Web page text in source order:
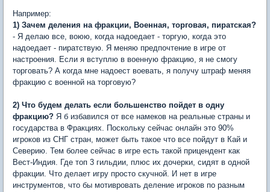
Например:
1) Зачем деления на фракции, Военная, торговая, пиратская?
- Я делаю все, воюю, когда надоедает - торгую, когда это
надоедает - пиратствую. Я меняю предпочтение в игре от
настроения. Если я вступлю в военную фракцию, я не смогу
торговать? А когда мне надоест воевать, я получу штраф меняя
фракцию с военной на торговую?
2) Что будем делать если большенство пойдет в одну
фракцию? Я б избавился от все намеков на реальные страны и
государства в Фракциях. Поскольку сейчас онлайн это 90%
игроков из СНГ стран, может быть такое что все пойдут в Кай и
Северию. Тем более сейчас в игре есть такой прицендент как
Вест-Индия. Где топ 3 гильдии, плюс их дочерки, сидят в одной
фракции. Что делает игру просто скучной. И нет в игре
инструментов, что бы мотивровать деление игроков по разным